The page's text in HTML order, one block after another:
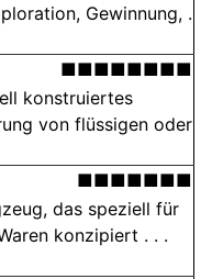
Gewinnung, .
■■■■■■■■
konstruiertes
von flüssigen oder
■■■■■■■
das speziell für
konzipiert . . .